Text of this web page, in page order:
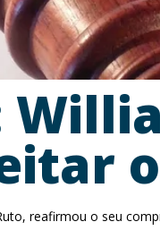
reafirmou o seu